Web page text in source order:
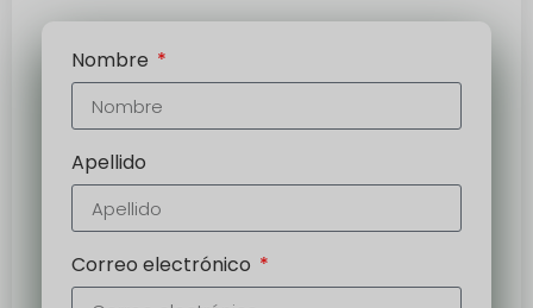
Nombre
Apellido
Correo electrónico